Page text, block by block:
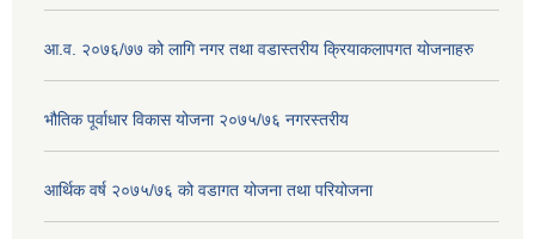
आ.व. २०७६/७७ को लागि नगर तथा वडास्तरीय क्रियाकलापगत योजनाहरु
भौतिक पूर्वाधार विकास योजना २०७५/७६ नगरस्तरीय
आर्थिक वर्ष २०७५/७६ को वडागत योजना तथा परियोजना